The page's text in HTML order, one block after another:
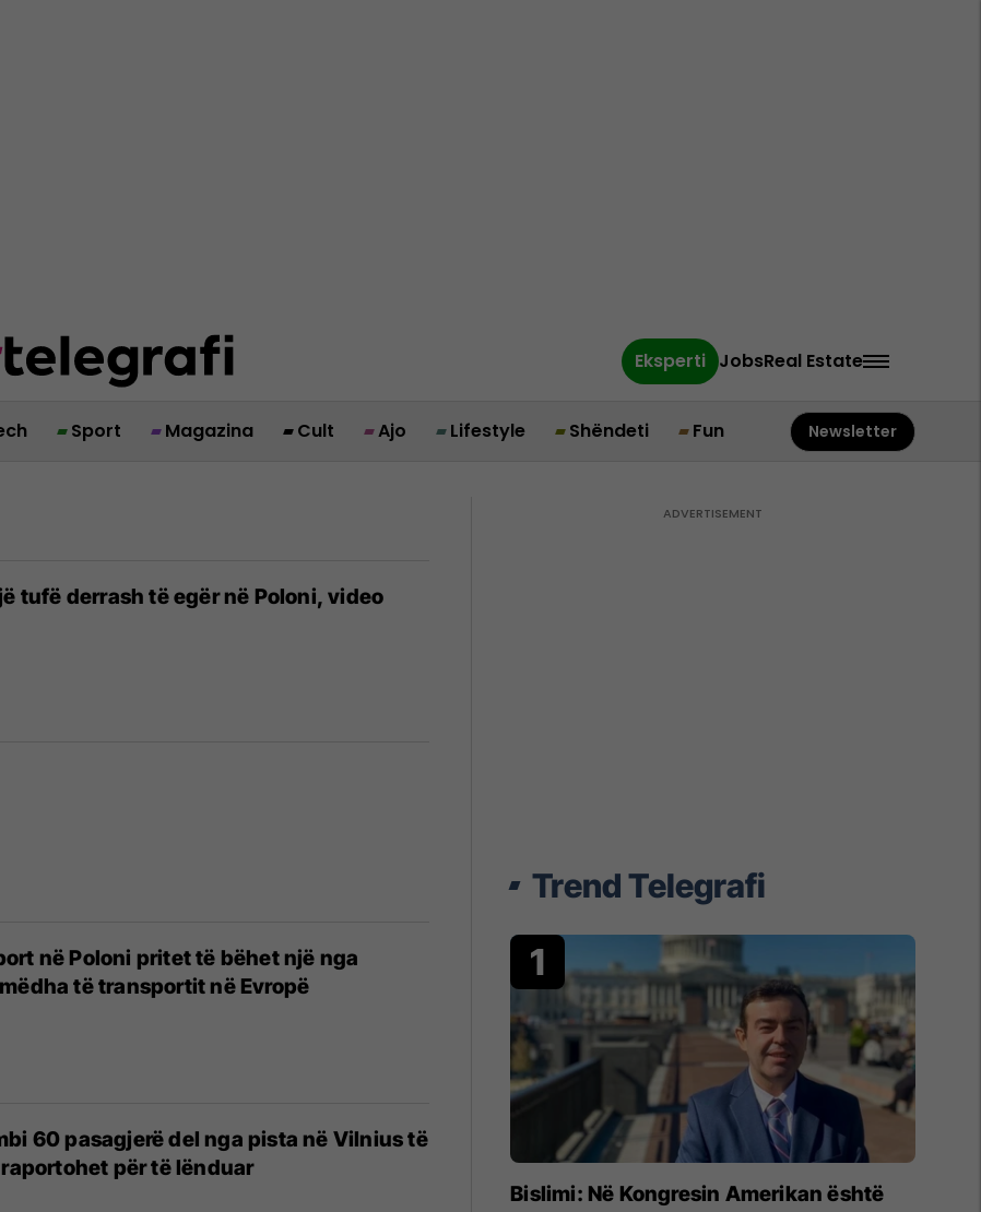
Eksperti JobsReal Estate
Sport Magazina Cult Ajo Lifestyle Shëndeti Fun Newsletter
tufë derrash të egër në Poloni, video
në Poloni pritet të bëhet një nga
të transportit në Evropë
60 pasagjerë del nga pista në Vilnius të
për të lënduar
Trend Telegrafi
Bislimi: Në Kongresin Amerikan është